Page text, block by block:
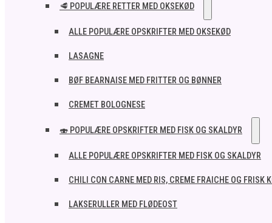
🥩 POPULÆRE RETTER MED OKSEKØD
ALLE POPULÆRE OPSKRIFTER MED OKSEKØD
LASAGNE
BØF BEARNAISE MED FRITTER OG BØNNER
CREMET BOLOGNESE
🍣 POPULÆRE OPSKRIFTER MED FISK OG SKALDYR
ALLE POPULÆRE OPSKRIFTER MED FISK OG SKALDYR
CHILI CON CARNE MED RIS, CREME FRAICHE OG FRISK
LAKSERULLER MED FLØDEOST